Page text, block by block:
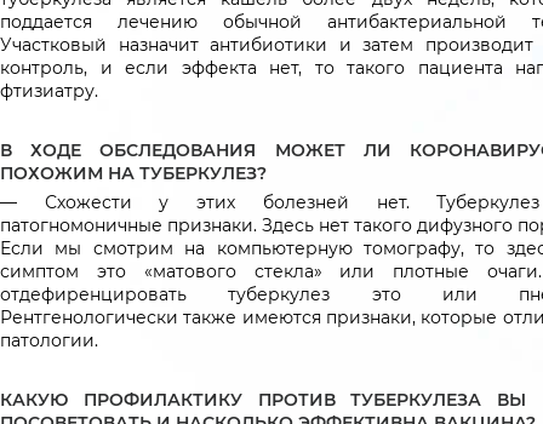
поддается лечению обычной антибактериальной
Участковый назначит антибиотики и затем производит
контроль, и если эффекта нет, то такого пациента
фтизиатру.
В ХОДЕ ОБСЛЕДОВАНИЯ МОЖЕТ ЛИ
ПОХОЖИМ НА ТУБЕРКУЛЕЗ?
— Схожести у этих болезней нет.
патогномоничные признаки. Здесь нет такого дифузного
Если мы смотрим на компьютерную томографу, то
симптом это «матового стекла» или плотные
отдефиренцировать туберкулез это или
Рентгенологически также имеются признаки, которые
патологии.
КАКУЮ ПРОФИЛАКТИКУ ПРОТИВ ТУБЕРКУЛЕЗА ВЫ